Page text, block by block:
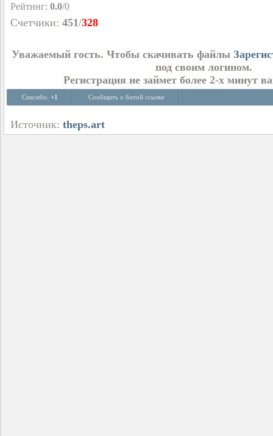
Рейтинг: 0.0/0
Счетчики: 451/328
Уважаемый гость. Чтобы скачивать файлы
под своим логином.
Регистрация не займет более 2-х минут
Спасибо: +1 Сообщить о битой ссылке
Источник: theps.art